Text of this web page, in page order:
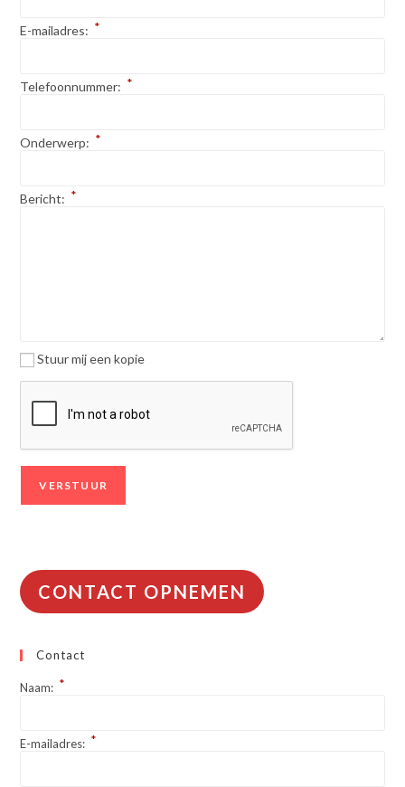
E-mailadres: *
Telefoonnummer: *
Onderwerp: *
Bericht: *
Stuur mij een kopie
CONTACT OPNEMEN
Contact
Naam: *
E-mailadres: *